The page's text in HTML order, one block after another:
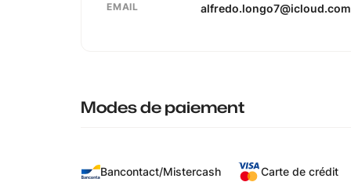
EMAIL alfredo.longo7@icloud.com
Modes de paiement
Bancontact/Mistercash Carte de crédit